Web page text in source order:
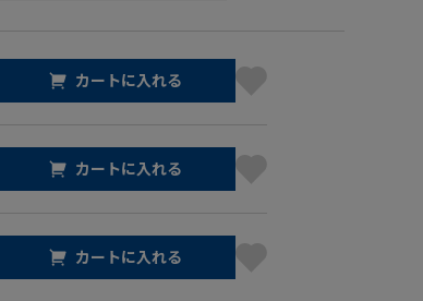
カートに入れる
カートに入れる
カートに入れる